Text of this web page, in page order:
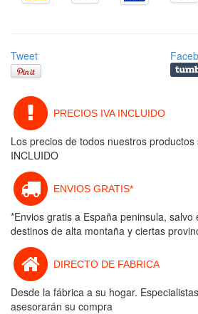
Tweet
PRECIOS IVA INCLUIDO
Los precios de todos nuestros productos
INCLUIDO
ENVIOS GRATIS*
*Envios gratis a España peninsula, salvo
destinos de alta montaña y ciertas
DIRECTO DE FABRICA
Desde la fábrica a su hogar.
asesorarán su compra